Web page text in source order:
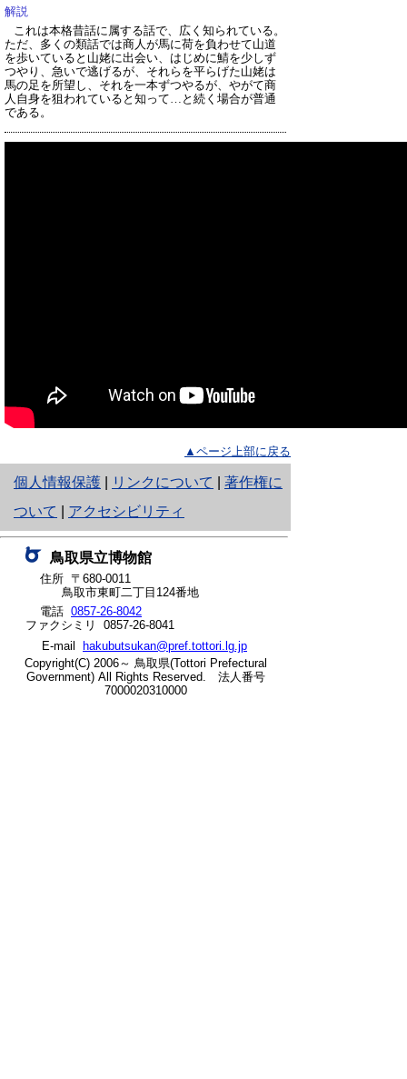
解説
これは本格昔話に属する話で、広く知られている。
ただ、多くの類話では商人が馬に荷を負わせて山道
を歩いていると山姥に出会い、はじめに鯖を少しず
つやり、急いで逃げるが、それらを平らげた山姥は
馬の足を所望し、それを一本ずつやるが、やがて商
人自身を狙われていると知って…と続く場合が普通
である。
▲ページ上部に戻る
個人情報保護
と
り
ネ
ッ
ト
へ
の
リンクについて
著作権に
ついて
アクセシビリティ
鳥取県立博物館
住所 〒680-0011
鳥取市東町二丁目124番地
電話 0857-26-8042
ファクシミリ 0857-26-8041
E-mail
hakubutsukan@pref.tottori.lg.jp
Copyright(C) 2006～ 鳥取県(Tottori Prefectural
Government) All Rights Reserved. 法人番号
7000020310000